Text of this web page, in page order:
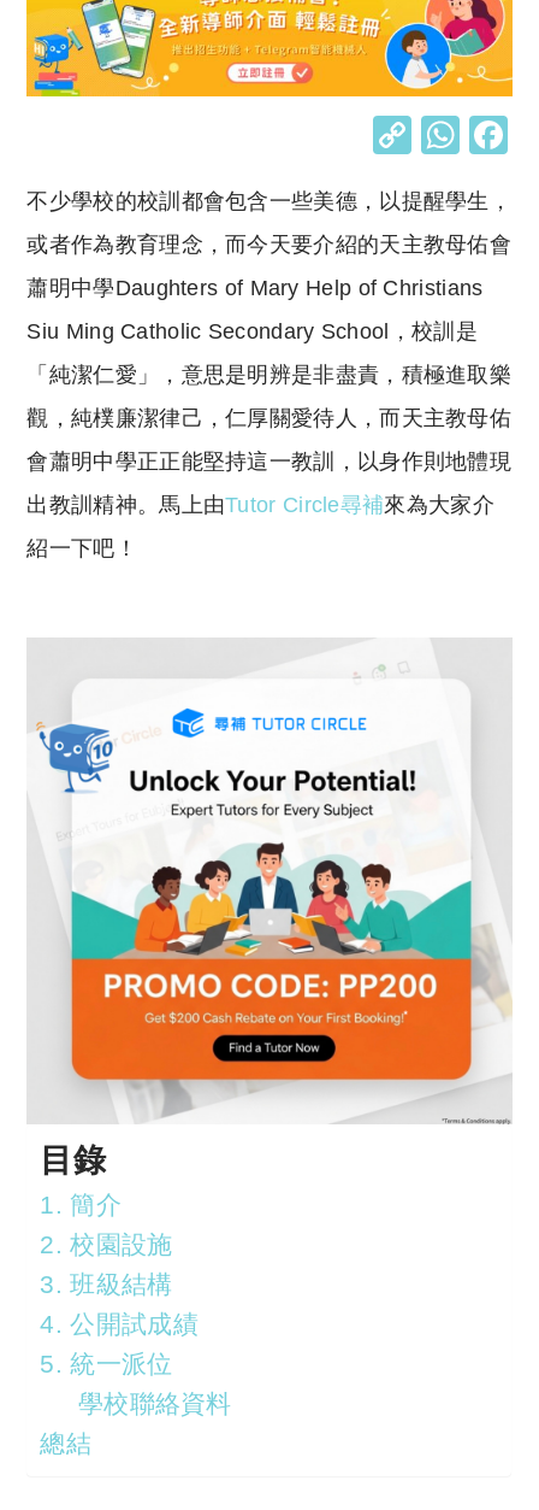
C
p
y
Li
n
k
W
at
s
A
p
p
不少學校的校訓都會包含一些美德，以提醒學生，
或者作為教育理念，而今天要介紹的天主教母佑會
蕭明中學Daughters of Mary Help of Christians
Siu Ming Catholic Secondary School，校訓是
「純潔仁愛」，意思是明辨是非盡責，積極進取樂
觀，純樸廉潔律己，仁厚關愛待人，而天主教母佑
會蕭明中學正正能堅持這一教訓，以身作則地體現
出教訓精神。馬上由Tutor Circle尋補來為大家介
紹一下吧！
目錄
1. 簡介
2. 校園設施
3. 班級結構
4. 公開試成績
5. 統一派位
學校聯絡資料
總結